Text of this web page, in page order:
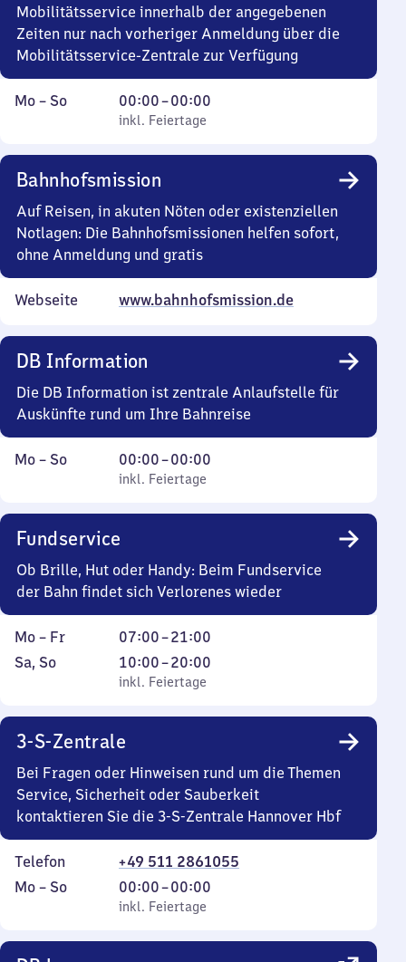
Mobilitätsservice innerhalb der angegebenen
Zeiten nur nach vorheriger Anmeldung über die
Mobilitätsservice-Zentrale zur Verfügung
Montag
Mo – So,
inkl. Feiertage
00:00–00:00
Von
0
0
Uhr
inkl. Feiertage
Bahnhofsmission
Auf Reisen, in akuten Nöten oder existenziellen
Notlagen: Die Bahnhofsmissionen helfen sofort,
ohne Anmeldung und gratis
Webseite www.bahnhofsmission.de
DB Information
Die DB Information ist zentrale Anlaufstelle für
Auskünfte rund um Ihre Bahnreise
Montag
Mo – So,
inkl. Feiertage
00:00–00:00
Von
0
0
Uhr
inkl. Feiertage
Fundservice
Ob Brille, Hut oder Handy: Beim Fundservice
der Bahn findet sich Verlorenes wieder
Montag
bis
Mo – Fr 07:00–21:00
Von
7
Uhr
Uhr
Samstag
Sa, So,
inkl. Feiertage
10:00–20:00
Von
10
20
Uhr
inkl. Feiertage
3-S-Zentrale
Bei Fragen oder Hinweisen rund um die Themen
Service, Sicherheit oder Sauberkeit
kontaktieren Sie die 3-S-Zentrale Hannover Hbf
Telefon
+49 511 2861055
Montag
Mo – So,
inkl. Feiertage
00:00–00:00
Von
0
inkl. Feiertage